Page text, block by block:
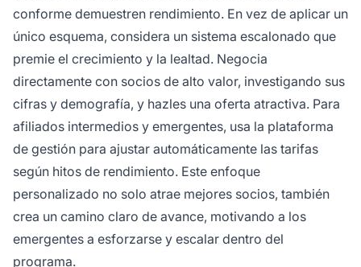
conforme demuestren rendimiento. En vez de aplicar un
único esquema, considera un sistema escalonado que
premie el crecimiento y la lealtad. Negocia
directamente con socios de alto valor, investigando sus
cifras y demografía, y hazles una oferta atractiva. Para
afiliados intermedios y emergentes, usa la plataforma
de gestión para ajustar automáticamente las tarifas
según hitos de rendimiento. Este enfoque
personalizado no solo atrae mejores socios, también
crea un camino claro de avance, motivando a los
emergentes a esforzarse y escalar dentro del
programa.